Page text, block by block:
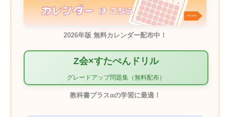
2026年版 無料カレンダー配布中！
Z会×すたぺんドリル
グレードアップ問題集（無料配布）
教科書プラスαの学習に最適！